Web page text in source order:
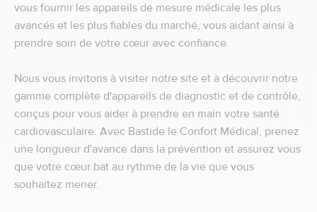
vous fournir les appareils de mesure médicale les plus
avancés et les plus fiables du marché, vous aidant ainsi à
prendre soin de votre cœur avec confiance.
Nous vous invitons à visiter notre site et à découvrir notre
gamme complète d'appareils de diagnostic et de contrôle,
conçus pour vous aider à prendre en main votre santé
cardiovasculaire. Avec Bastide le Confort Médical, prenez
une longueur d'avance dans la prévention et assurez vous
que votre cœur bat au rythme de la vie que vous
souhaitez mener.